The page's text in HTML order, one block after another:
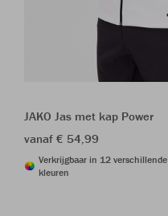
JAKO Jas met kap Power
vanaf € 54,99
Verkrijgbaar in 12 verschillende
kleuren